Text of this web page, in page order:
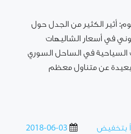
أثير الكثير من الجدل حول
في أسعار الشاليهات
السياحية في الساحل السوري
عن متناول معظم
2018-06-03
بتخفيض